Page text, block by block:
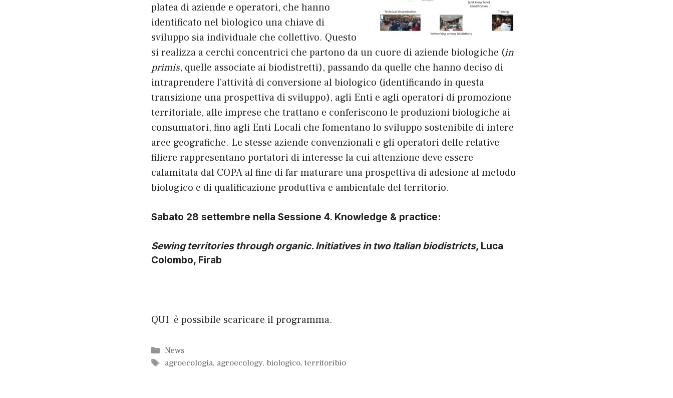
platea di aziende e operatori, che hanno
identificato nel biologico una chiave di
sviluppo sia individuale che collettivo. Questo
si realizza a cerchi concentrici che partono da un cuore di aziende biologiche (in
primis, quelle associate ai biodistretti), passando da quelle che hanno deciso di
intraprendere l’attività di conversione al biologico (identificando in questa
transizione una prospettiva di sviluppo), agli Enti e agli operatori di promozione
territoriale, alle imprese che trattano e conferiscono le produzioni biologiche ai
consumatori, fino agli Enti Locali che fomentano lo sviluppo sostenibile di intere
aree geografiche. Le stesse aziende convenzionali e gli operatori delle relative
filiere rappresentano portatori di interesse la cui attenzione deve essere
calamitata dal COPA al fine di far maturare una prospettiva di adesione al metodo
biologico e di qualificazione produttiva e ambientale del territorio.
Sabato 28 settembre nella Sessione 4. Knowledge & practice:
Sewing territories through organic. Initiatives in two Italian biodistricts, Luca
Colombo, Firab
QUI è possibile scaricare il programma.
Categorie
News
Tag
agroecologia, agroecology, biologico,territoribio